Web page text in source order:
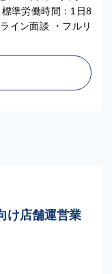
準労働時間：1日8
イン面談 ・フルリ
け店舗運営業